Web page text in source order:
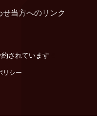
せ当方へのリンク
されています
リシー